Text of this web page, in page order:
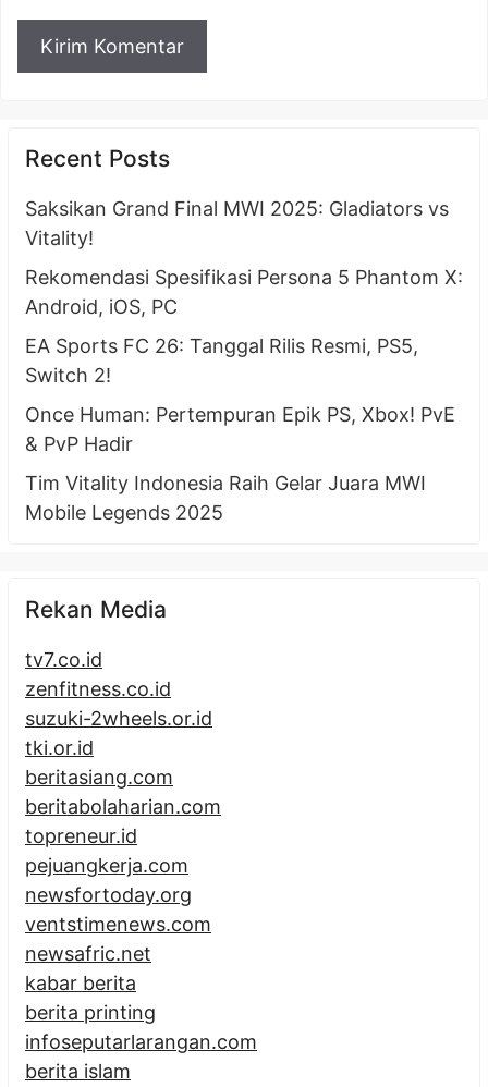
Recent Posts
Saksikan Grand Final MWI 2025: Gladiators vs
Vitality!
Rekomendasi Spesifikasi Persona 5 Phantom X:
Android, iOS, PC
EA Sports FC 26: Tanggal Rilis Resmi, PS5,
Switch 2!
Once Human: Pertempuran Epik PS, Xbox! PvE
& PvP Hadir
Tim Vitality Indonesia Raih Gelar Juara MWI
Mobile Legends 2025
Rekan Media
tv7.co.id
zenfitness.co.id
suzuki-2wheels.or.id
tki.or.id
beritasiang.com
beritabolaharian.com
topreneur.id
pejuangkerja.com
newsfortoday.org
ventstimenews.com
newsafric.net
kabar berita
berita printing
infoseputarlarangan.com
berita islam